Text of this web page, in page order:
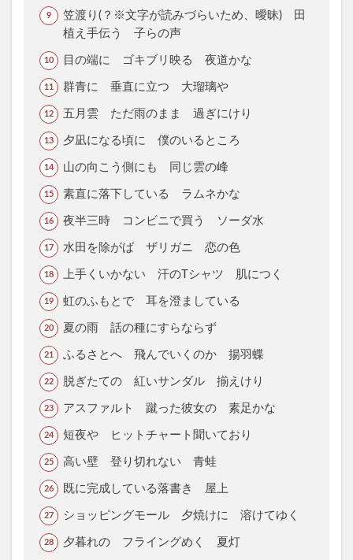
笠渡り(？※文字が読みづらいため、曖昧) 田
植え手伝う 子らの声
目の端に ゴキブリ映る 夜道かな
群青に 垂直に立つ 大瑠璃や
五月雲 ただ雨のまま 過ぎにけり
夕凪になる頃に 僕のいるところ
山の向こう側にも 同じ雲の峰
素直に落下している ラムネかな
夜半三時 コンビニで買う ソーダ水
水田を除がば ザリガニ 恋の色
上手くいかない 汗のTシャツ 肌につく
虹のふもとで 耳を澄ましている
夏の雨 話の種にすらならず
ふるさとへ 飛んでいくのか 揚羽蝶
脱ぎたての 紅いサンダル 揃えけり
アスファルト 蹴った彼女の 素足かな
短夜や ヒットチャート聞いており
高い壁 登り切れない 青蛙
既に完成している落書き 屋上
ショッピングモール 夕焼けに 溶けてゆく
夕暮れの フライングめく 夏灯